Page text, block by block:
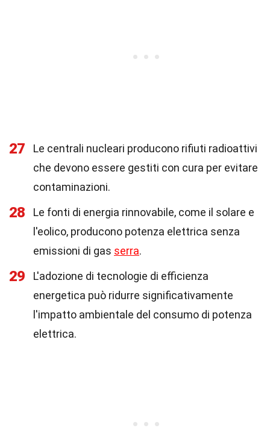
27
Le centrali nucleari producono rifiuti radioattivi
che devono essere gestiti con cura per evitare
contaminazioni.
28
Le fonti di energia rinnovabile, come il solare e
l'eolico, producono potenza elettrica senza
emissioni di gas serra.
29
L'adozione di tecnologie di efficienza
energetica può ridurre significativamente
l'impatto ambientale del consumo di potenza
elettrica.